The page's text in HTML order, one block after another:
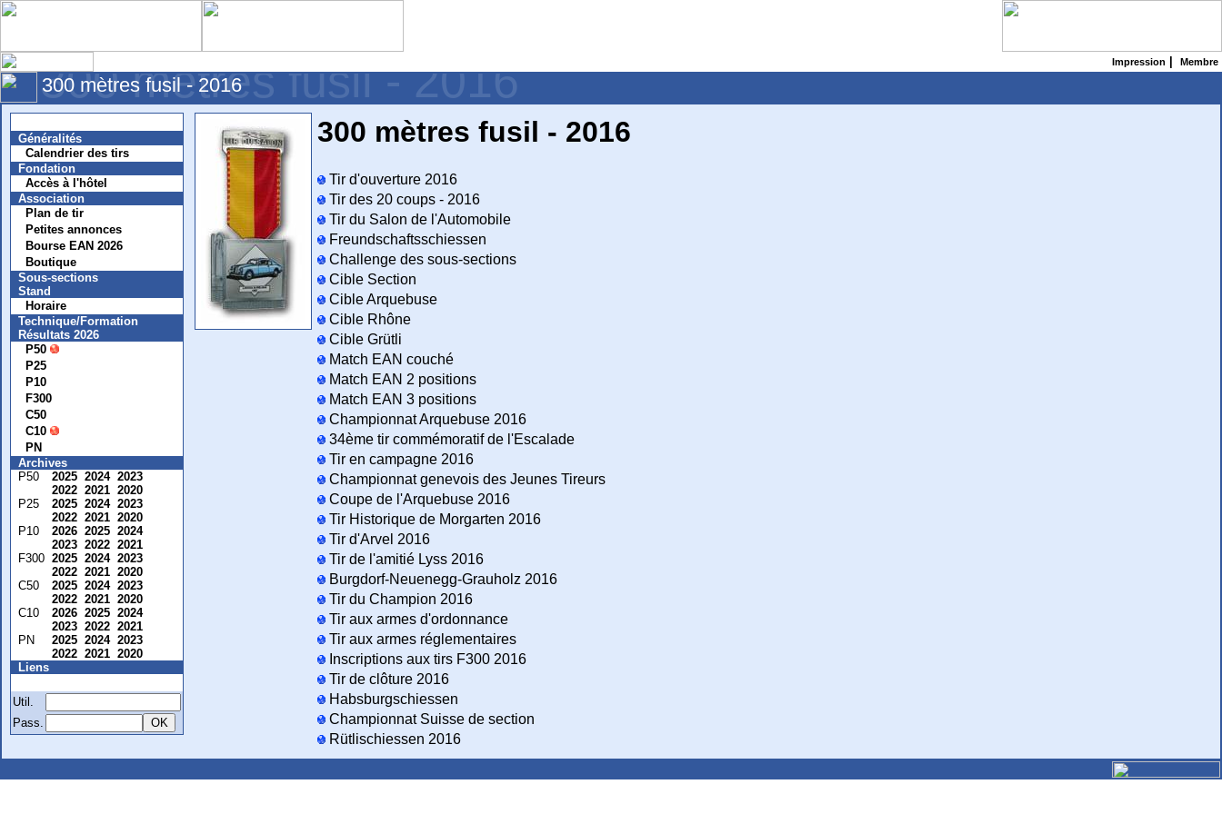
Impression Membre
300 mètres fusil - 2016
300 mètres fusil - 2016
Généralités
Calendrier des tirs
Fondation
Accès à l'hôtel
Association
Plan de tir
Petites annonces
Bourse EAN 2026
Boutique
Sous-sections
Stand
Horaire
Technique/Formation
Résultats 2026
P50
P25
P10
F300
C50
C10
PN
Archives
P50
2025 2024 2023
2022 2021 2020
P25
2025 2024 2023
2022 2021 2020
P10
2026 2025 2024
2023 2022 2021
F300 2025 2024 2023
2022 2021 2020
C50
2025 2024 2023
2022 2021 2020
C10
2026 2025 2024
2023 2022 2021
PN
2025 2024 2023
2022 2021 2020
Liens
Util.
Pass.
300 mètres fusil - 2016
Tir d'ouverture 2016
Tir des 20 coups - 2016
Tir du Salon de l'Automobile
Freundschaftsschiessen
Challenge des sous-sections
Cible Section
Cible Arquebuse
Cible Rhône
Cible Grütli
Match EAN couché
Match EAN 2 positions
Match EAN 3 positions
Championnat Arquebuse 2016
34ème tir commémoratif de l'Escalade
Tir en campagne 2016
Championnat genevois des Jeunes Tireurs
Coupe de l'Arquebuse 2016
Tir Historique de Morgarten 2016
Tir d'Arvel 2016
Tir de l'amitié Lyss 2016
Burgdorf-Neuenegg-Grauholz 2016
Tir du Champion 2016
Tir aux armes d'ordonnance
Tir aux armes réglementaires
Inscriptions aux tirs F300 2016
Tir de clôture 2016
Habsburgschiessen
Championnat Suisse de section
Rütlischiessen 2016